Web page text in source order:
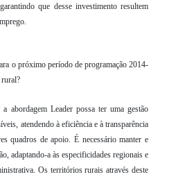
que desse investimento resultem
o próximo período de programação 2014-
abordagem Leader possa ter uma gestão
atendendo à eficiência e à transparência
quadros de apoio. É necessário manter e
adaptando-a às especificidades regionais e
Os territórios rurais através deste